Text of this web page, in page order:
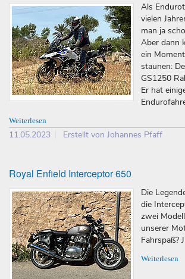
Als
vielen
man ja
Aber dann
ein
staunen:
GS1250
Er hat
Weiterlesen
11.05.2023 Erstellt von Johannes Pfaff
Royal Enfield Interceptor 650
Die
die
zwei
unserer
Fahrspaß?
Weiterlesen